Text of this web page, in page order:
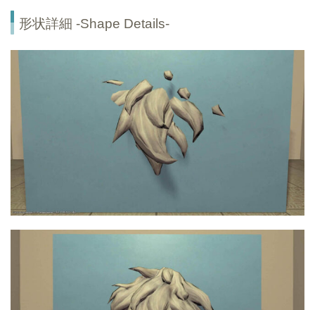
形状詳細 -Shape Details-